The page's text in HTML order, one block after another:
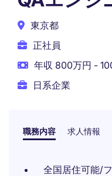
東京都
正社員
年収 800万円 -
日系企業
職務内容 求人情報
全国居住可能/